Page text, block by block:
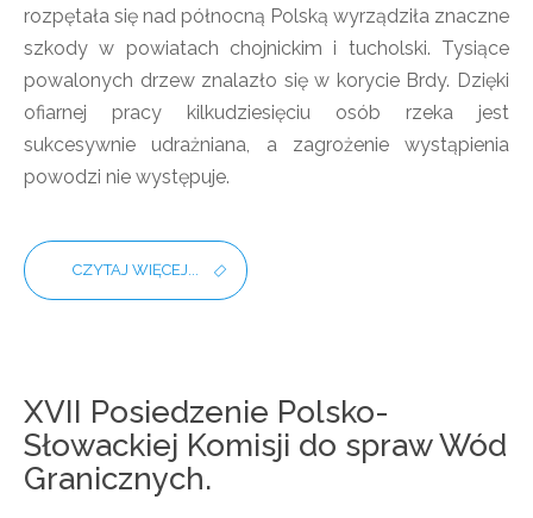
rozpętała się nad północną Polską wyrządziła znaczne
szkody w powiatach chojnickim i tucholski. Tysiące
powalonych drzew znalazło się w korycie Brdy. Dzięki
ofiarnej pracy kilkudziesięciu osób rzeka jest
sukcesywnie udrażniana, a zagrożenie wystąpienia
powodzi nie występuje.
CZYTAJ WIĘCEJ...
XVII Posiedzenie Polsko-
Słowackiej Komisji do spraw Wód
Granicznych.